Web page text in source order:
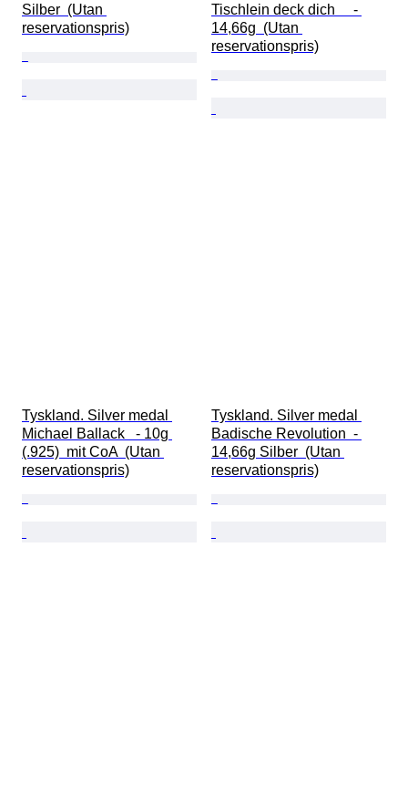
Silber  (Utan
reservationspris)
Tischlein deck dich     -
14,66g  (Utan
reservationspris)
Tyskland. Silver medal
Michael Ballack   - 10g
(.925)  mit CoA  (Utan
reservationspris)
Tyskland. Silver medal
Badische Revolution  -
14,66g Silber  (Utan
reservationspris)